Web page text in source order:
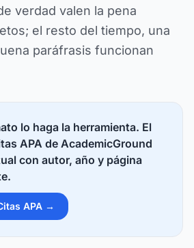
verdad valen la pena
el resto del tiempo, una
paráfrasis funcionan
lo haga la herramienta. El
APA de AcademicGround
con autor, año y página
APA →